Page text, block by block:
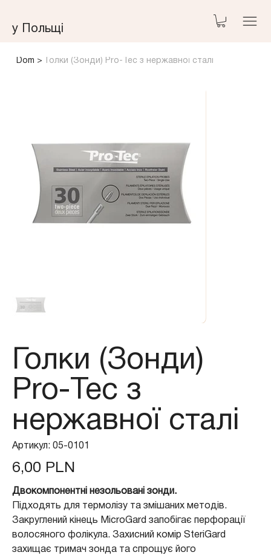
у Польщі
Dom > Голки (Зонди) Pro-Tec з нержавної сталі
Голки (Зонди)
Pro-Tec з
нержавної сталі
Артикул: Артикул
05-
05-0101
Ціна
6,00 PLN
Двокомпонентні незольовані зонди.
Підходять для термолізу та змішаних методів.
Закруглений кінець MicroGard запобігає перфорації
волосяного фолікула. Захисний комір SteriGard
захищає тримач зонда та спрощує його